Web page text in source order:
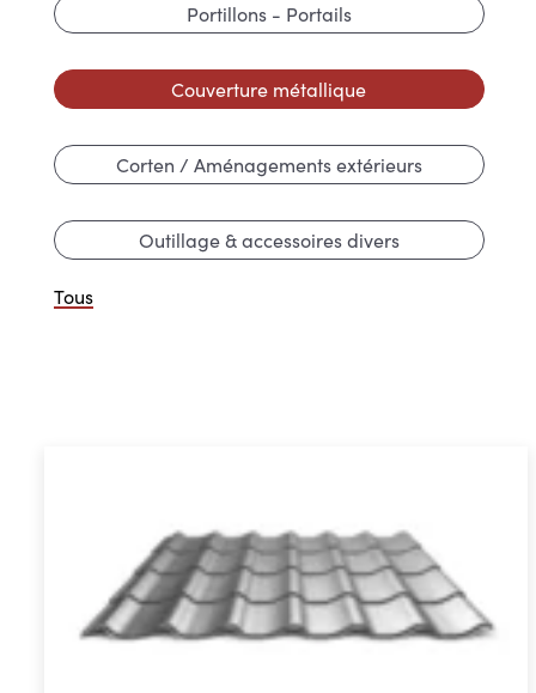
Portillons - Portails
Couverture métallique
Corten / Aménagements extérieurs
Outillage & accessoires divers
Tous